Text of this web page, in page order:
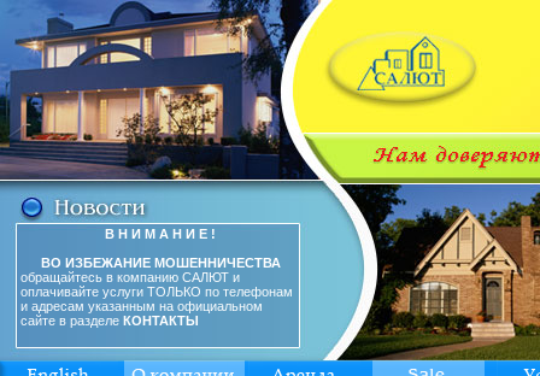
В Н И М А Н И Е !
ВО ИЗБЕЖАНИЕ МОШЕННИЧЕСТВА
обращайтесь в компанию САЛЮТ и
оплачивайте услуги ТОЛЬКО по телефонам
и адресам указанным на официальном
сайте в разделе КОНТАКТЫ